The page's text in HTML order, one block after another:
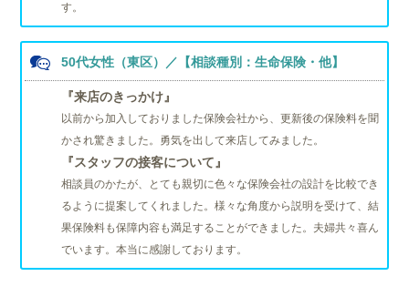
す。
50代女性（東区）／【相談種別：生命保険・他】
『来店のきっかけ』
以前から加入しておりました保険会社から、更新後の保険料を聞
かされ驚きました。勇気を出して来店してみました。
『スタッフの接客について』
相談員のかたが、とても親切に色々な保険会社の設計を比較でき
るように提案してくれました。様々な角度から説明を受けて、結
果保険料も保障内容も満足することができました。夫婦共々喜ん
でいます。本当に感謝しております。